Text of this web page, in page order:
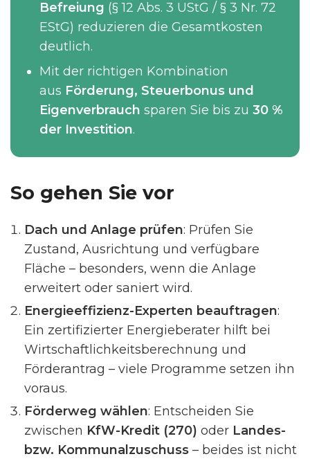
Befreiung (§ 12 Abs. 3 UStG / § 3 Nr. 72
EStG) reduzieren die Gesamtkosten
deutlich.
Mit der richtigen Kombination
aus Förderung, Steuerbonus und
Eigenverbrauch sparen Sie bis zu 30 %
der Investition.
So gehen Sie vor
Dach und Anlage prüfen: Prüfen Sie
Zustand, Ausrichtung und verfügbare
Fläche – besonders, wenn die Anlage
erweitert oder saniert wird.
Energieeffizienz-Experten beauftragen:
Ein zertifizierter Energieberater hilft bei
Wirtschaftlichkeitsberechnung und
Förderantrag – viele Programme setzen ihn
voraus.
Förderweg wählen: Entscheiden Sie
zwischen KfW-Kredit (270) oder Landes-
bzw. Kommunalzuschuss – beides ist nicht